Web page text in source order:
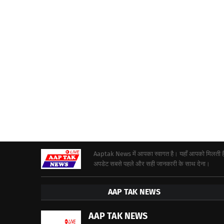
Aaptak News में आपका स्वागत है। यहाँ आपको मिलती
अपडेट सबसे पहले और सही जानकारी के साथ देना।
AAP TAK NEWS
AAP TAK NEWS